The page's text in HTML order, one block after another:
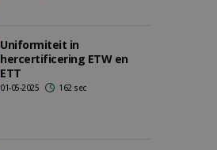
Uniformiteit in
hercertificering ETW en
ETT
01-05-2025 162 sec